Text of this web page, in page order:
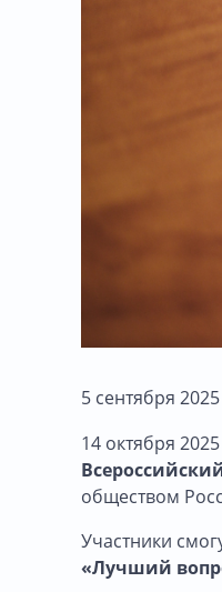
5 сентября 2025
14 октября
обществом
Участники
«Лучший